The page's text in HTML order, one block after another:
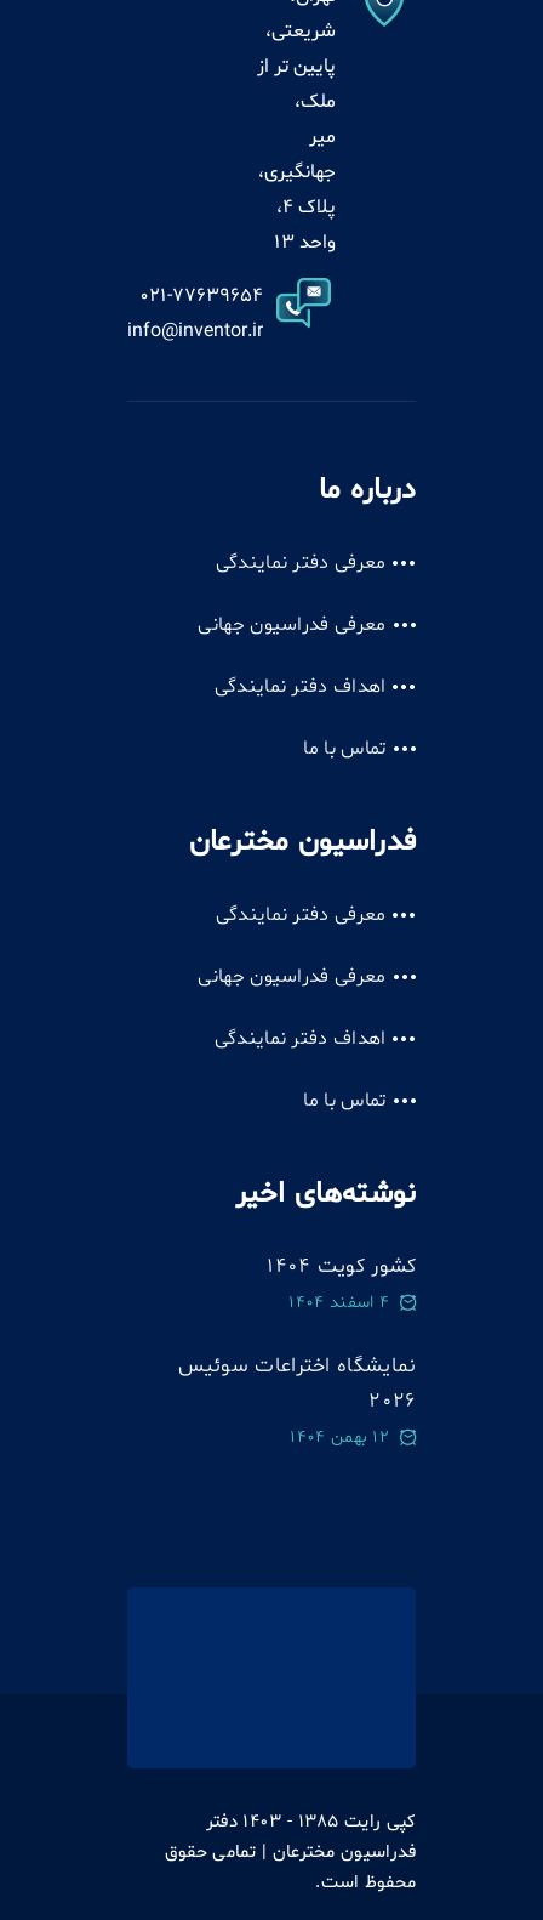
شریعتی،
پایین تر از
ملک،
میر
جهانگیری،
پلاک 4،
واحد 13
021-77639654
info@inventor.ir
درباره ما
معرفی دفتر نمایندگی
معرفی فدراسیون جهانی
اهداف دفتر نمایندگی
تماس با ما
فدراسیون مخترعان
معرفی دفتر نمایندگی
معرفی فدراسیون جهانی
اهداف دفتر نمایندگی
تماس با ما
نوشته‌های اخیر
کشور کویت 1404
4 اسفند 1404
نمایشگاه اختراعات سوئيس
2026
12 بهمن 1404
کپی رایت 1385 - 1403 دفتر
فدراسیون مخترعان | تمامی حقوق
محفوظ است.